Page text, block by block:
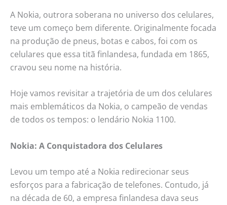
A Nokia, outrora soberana no universo dos celulares,
teve um começo bem diferente. Originalmente focada
na produção de pneus, botas e cabos, foi com os
celulares que essa titã finlandesa, fundada em 1865,
cravou seu nome na história.
Hoje vamos revisitar a trajetória de um dos celulares
mais emblemáticos da Nokia, o campeão de vendas
de todos os tempos: o lendário Nokia 1100.
Nokia: A Conquistadora dos Celulares
Levou um tempo até a Nokia redirecionar seus
esforços para a fabricação de telefones. Contudo, já
na década de 60, a empresa finlandesa dava seus